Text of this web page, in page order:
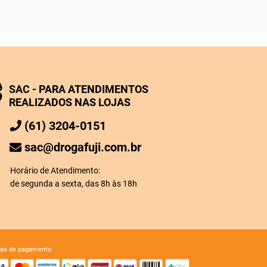
SAC - PARA ATENDIMENTOS
REALIZADOS NAS LOJAS
(61) 3204-0151
sac@drogafuji.com.br
Horário de Atendimento:
de segunda a sexta, das 8h às 18h
de pagamento